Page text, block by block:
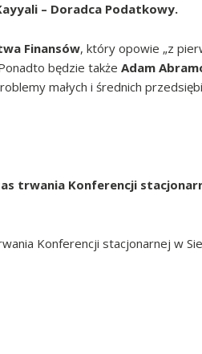
– Doradca Podatkowy.
Finansów, który opowie „z
będzie także Adam
małych i średnich
trwania Konferencji
Konferencji stacjonarnej w